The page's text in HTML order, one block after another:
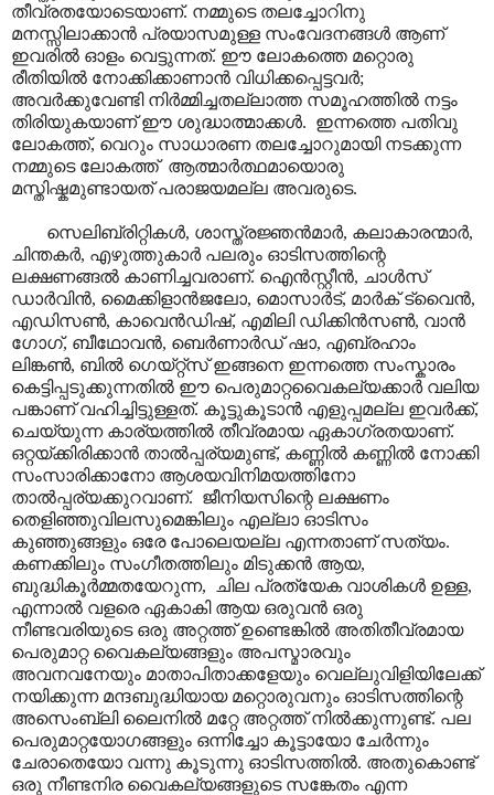
തീവ്രതയോടെയാണ്. നമ്മുടെ തലച്ചോറിനു
മനസ്സിലാക്കാൻ പ്രയാസമുള്ള സംവേദനങ്ങൾ ആണ്
ഇവരിൽ ഓളം വെട്ടുന്നത്. ഈ ലോകത്തെ മറ്റൊരു
രീതിയിൽ നോക്കിക്കാണാൻ വിധിക്കപ്പെട്ടവർ;
അവർക്കുവേണ്ടി നിർമ്മിച്ചതല്ലാത്ത സമൂഹത്തിൽ നട്ടം
തിരിയുകയാണ് ഈ ശുദ്ധാത്മാക്കൾ. ഇന്നത്തെ പതിവു
ലോകത്ത്, വെറും സാധാരണ തലച്ചോറുമായി നടക്കുന്ന
നമ്മുടെ ലോകത്ത് ആത്മാർത്ഥമായൊരു
മസ്തിഷ്കമുണ്ടായത് പരാജയമല്ല അവരുടെ.
സെലിബ്രിറ്റികൾ, ശാസ്ത്രജ്ഞൻമാർ, കലാകാരന്മാർ,
ചിന്തകർ, എഴുത്തുകാർ പലരും ഓടിസത്തിന്റെ
ലക്ഷണങ്ങൽ കാണിച്ചവരാണ്. ഐൻസ്റ്റീൻ, ചാൾസ്
ഡാർവിൻ, മൈക്കിളാൻജലോ, മൊസാർട്, മാർക് ട്വൈൻ,
എഡിസൺ, കാവെൻഡിഷ്, എമിലി ഡിക്കിൻസൺ, വാൻ
ഗോഗ്, ബീഥോവൻ, ബെർണാർഡ് ഷാ, എബ്രഹാം
ലിങ്കൺ, ബിൽ ഗെയ്റ്റ്സ് ഇങ്ങനെ ഇന്നത്തെ സംസ്കാരം
കെട്ടിപ്പടുക്കുന്നതിൽ ഈ പെരുമാറ്റവൈകല്യക്കാർ വലിയ
പങ്കാണ് വഹിച്ചിട്ടുള്ളത്. കൂട്ടുകൂടാൻ എളുപ്പമല്ല ഇവർക്ക്,
ചെയ്യുന്ന കാര്യത്തിൽ തീവ്രമായ ഏകാഗ്രതയാണ്.
ഒറ്റയ്ക്കിരിക്കാൻ താൽ‌പ്പര്യമുണ്ട്, കണ്ണിൽ കണ്ണിൽ നോക്കി
സംസാരിക്കാനോ ആശയവിനിമയത്തിനോ
താൽ‌പ്പര്യക്കുറവാണ്. ജീനിയസിന്റെ ലക്ഷണം
തെളിഞ്ഞുവിലസുമെങ്കിലും എല്ലാ ഓടിസം
കുഞ്ഞുങ്ങളും ഒരേ പോലെയല്ല എന്നതാണ് സത്യം.
കണക്കിലും സംഗീതത്തിലും മിടുക്കൻ ആയ,
ബുദ്ധികൂർമ്മതയേറുന്ന, ചില പ്രത്യേക വാശികൾ ഉള്ള,
എന്നാൽ വളരെ ഏകാകി ആയ ഒരുവൻ ഒരു
നീണ്ടവരിയുടെ ഒരു അറ്റത്ത് ഉണ്ടെങ്കിൽ അതിതീവ്രമായ
പെരുമാറ്റ വൈകല്യങ്ങളും അപസ്മാരവും
അവനവനേയും മാതാപിതാക്കളേയും വെല്ലുവിളിയിലേക്ക്
നയിക്കുന്ന മന്ദബുദ്ധിയായ മറ്റൊരുവനും ഓടിസത്തിന്റെ
അസെംബ്ലി ലൈനിൽ മറ്റേ അറ്റത്ത് നിൽക്കുന്നുണ്ട്. പല
പെരുമാറ്റയോഗങ്ങളും ഒന്നിച്ചോ കൂട്ടായോ ചേർന്നും
ചേരാതെയോ വന്നു കൂടുന്നു ഓടിസത്തിൽ. അതുകൊണ്ട്
ഒരു നീണ്ടനിര വൈകല്യങ്ങളുടെ സങ്കേതം എന്ന